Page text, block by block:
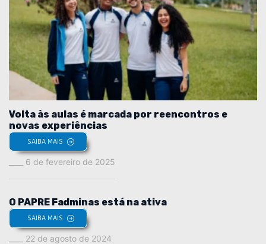
Volta às aulas é marcada por reencontros e
novas experiências
SAIBA MAIS
6 de fevereiro de 2025
O PAPRE Fadminas está na ativa
SAIBA MAIS
22 de agosto de 2024